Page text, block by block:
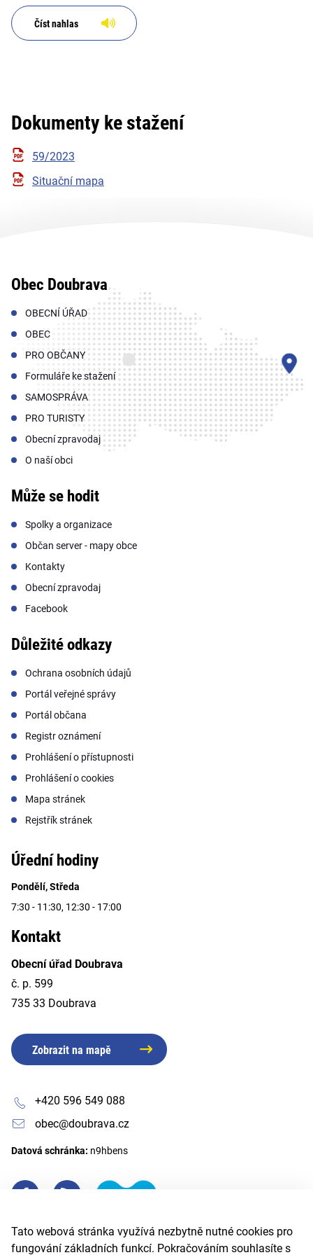
Tato webová stránka využívá nezbytně nutné cookies pro
fungování základních funkcí. Pokračováním souhlasíte s
Číst nahlas
Dokumenty ke stažení
59/2023
Situační mapa
Obec Doubrava
OBECNÍ ÚŘAD
OBEC
PRO OBČANY
Formuláře ke stažení
SAMOSPRÁVA
PRO TURISTY
Obecní zpravodaj
O naší obci
Může se hodit
Spolky a organizace
Občan server - mapy obce
Kontakty
Obecní zpravodaj
Facebook
Důležité odkazy
Ochrana osobních údajů
Portál veřejné správy
Portál občana
Registr oznámení
Prohlášení o přístupnosti
Prohlášení o cookies
Mapa stránek
Rejstřík stránek
Úřední hodiny
Pondělí, Středa
7:30 - 11:30, 12:30 - 17:00
Kontakt
Obecní úřad Doubrava
č. p. 599
735 33 Doubrava
Zobrazit na mapě
+420 596 549 088
obec@doubrava.cz
Datová schránka: n9hbens